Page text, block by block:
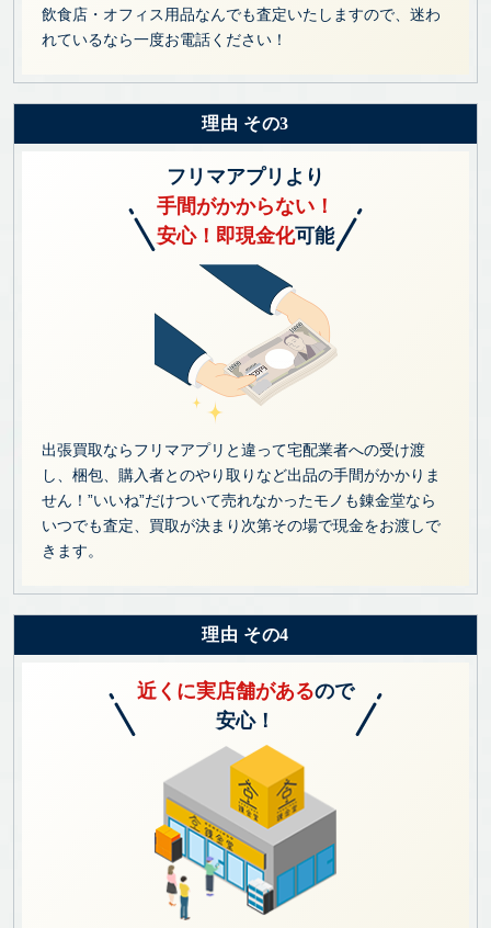
飲食店・オフィス用品なんでも査定いたしますので、迷わ
れているなら一度お電話ください！
理由 その3
フリマアプリより
手間がかからない！
安心！即現金化可能
出張買取ならフリマアプリと違って宅配業者への受け渡
し、梱包、購入者とのやり取りなど出品の手間がかかりま
せん！”いいね”だけついて売れなかったモノも錬金堂なら
いつでも査定、買取が決まり次第その場で現金をお渡しで
きます。
理由 その4
近くに実店舗があるので
安心！